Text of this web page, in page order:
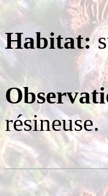
Habitat:
résineuse.